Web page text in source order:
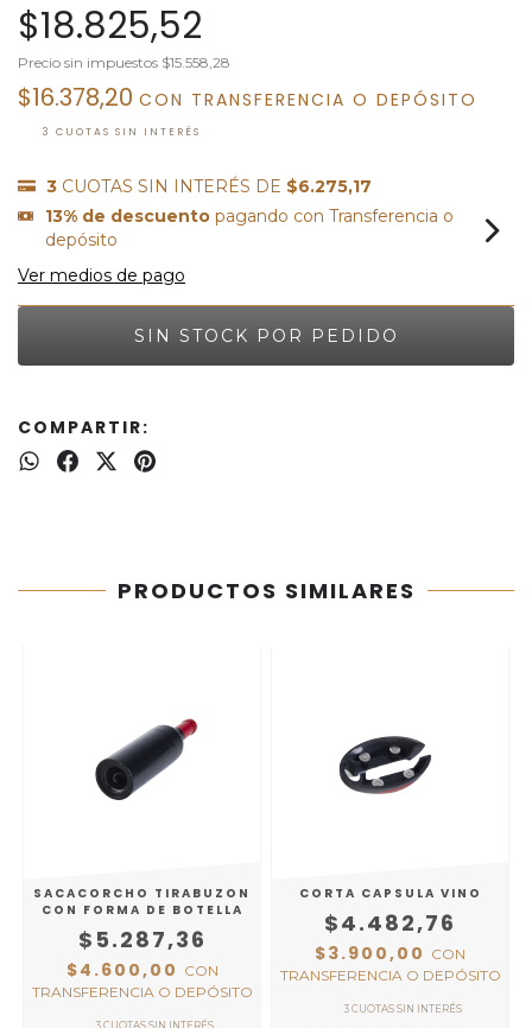
$18.825,52
Precio sin impuestos $15.558,28
$16.378,20 CON TRANSFERENCIA O DEPÓSITO
3 CUOTAS SIN INTERÉS DE $6.275,17
13% de descuento pagando con Transferencia o
depósito
Ver medios de pago
COMPARTIR:
PRODUCTOS SIMILARES
SACACORCHO TIRABUZON
CON FORMA DE BOTELLA
$5.287,36
$4.600,00 CON
TRANSFERENCIA O DEPÓSITO
CORTA CAPSULA VINO
$4.482,76
$3.900,00 CON
TRANSFERENCIA O DEPÓSITO